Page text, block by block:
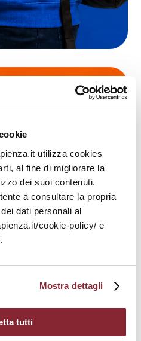
utilizza cookies
al fine di migliorare la
dei suoi contenuti.
a consultare la propria
dati personali al
cookie-policy/ e
Mostra dettagli
tutti